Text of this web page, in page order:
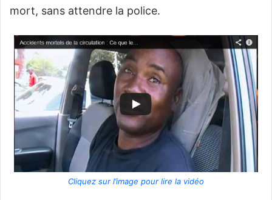
mort, sans attendre la police.
Cliquez sur l’image pour lire la vidéo